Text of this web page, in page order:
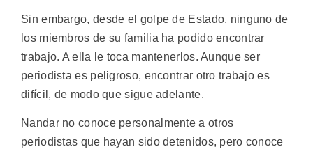
Sin embargo, desde el golpe de Estado, ninguno de
los miembros de su familia ha podido encontrar
trabajo. A ella le toca mantenerlos. Aunque ser
periodista es peligroso, encontrar otro trabajo es
difícil, de modo que sigue adelante.
Nandar no conoce personalmente a otros
periodistas que hayan sido detenidos, pero conoce